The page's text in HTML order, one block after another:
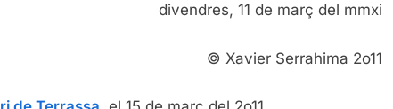
divendres, 11 de març del mmxi
© Xavier Serrahima 2o11